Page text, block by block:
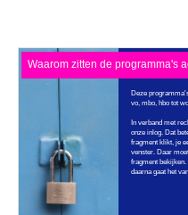
Deze
vo, mbo, hbo tot
In verband met
onze inlog. Dat
fragment klikt, je
venster. Daar
fragment bekijken.
daarna gaat het
Waarom zitten de programma's